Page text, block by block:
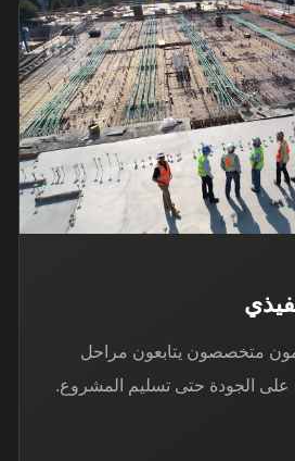
03
متخصصون يتابعون مراحل
على الجودة حتى تسليم المشروع.